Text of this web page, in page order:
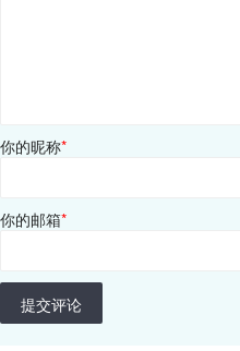
你的昵称*
你的邮箱*
提交评论